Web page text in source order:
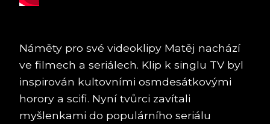
Náměty pro své videoklipy Matěj nachází
ve filmech a seriálech. Klip k singlu TV byl
inspirován kultovními osmdesátkovými
horory a scifi. Nyní tvůrci zavítali
myšlenkami do populárního seriálu